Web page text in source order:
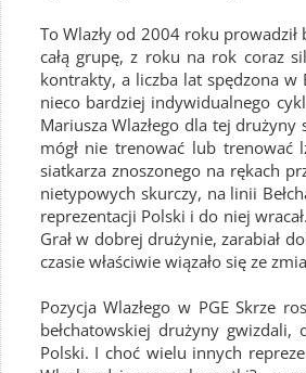
To Wlazły od 2004 roku
całą grupę, z roku na rok coraz
kontrakty, a liczba lat spędzona w
nieco bardziej indywidualnego
Mariusza Wlazłego dla tej
mógł nie trenować lub trenować
siatkarza znoszonego na rękach
nietypowych skurczy, na linii
reprezentacji Polski i do niej
Grał w dobrej drużynie, zarabiał
czasie właściwie wiązało się ze
Pozycja Wlazłego w PGE Skrze
bełchatowskiej drużyny
Polski. I choć wielu innych